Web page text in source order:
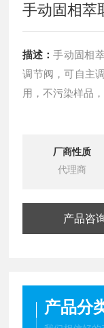
手动固相萃
描述：手动固相
调节阀，可自主
用，不污染样品
厂商性质
代理商
产品咨
产品分